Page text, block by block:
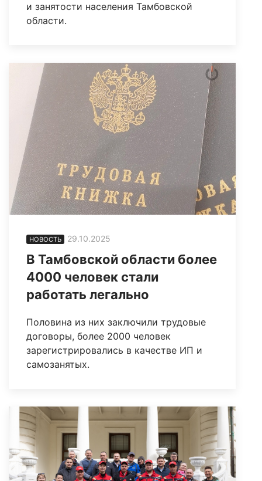
и занятости населения Тамбовской
области.
НОВОСТЬ 29.10.2025
В Тамбовской области более
4000 человек стали
работать легально
Половина из них заключили трудовые
договоры, более 2000 человек
зарегистрировались в качестве ИП и
самозанятых.